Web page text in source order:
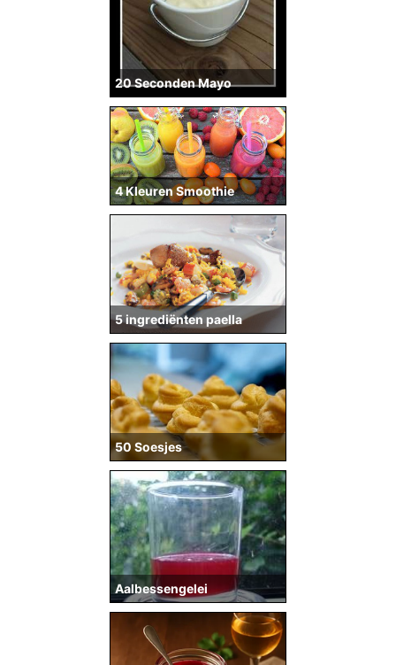
20 Seconden Mayo
4 Kleuren Smoothie
5 ingrediënten paella
50 Soesjes
Aalbessengelei